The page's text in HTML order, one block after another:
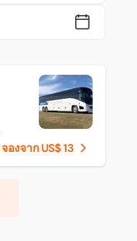
จองจาก US$ 13